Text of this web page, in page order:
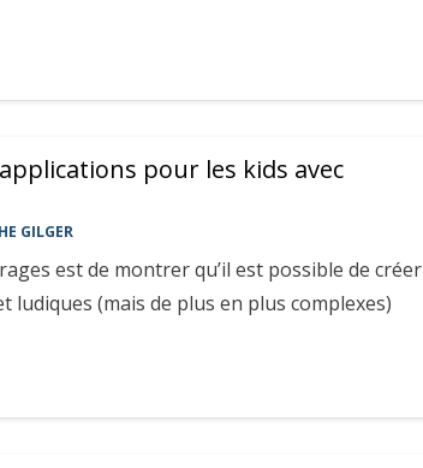
pour les kids avec
GILGER
est de montrer qu’il est possible de créer
ludiques (mais de plus en plus complexes)